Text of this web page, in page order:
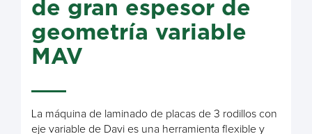
de gran espesor de
geometría variable
MAV
La máquina de laminado de placas de 3 rodillos con
eje variable de Davi es una herramienta flexible y